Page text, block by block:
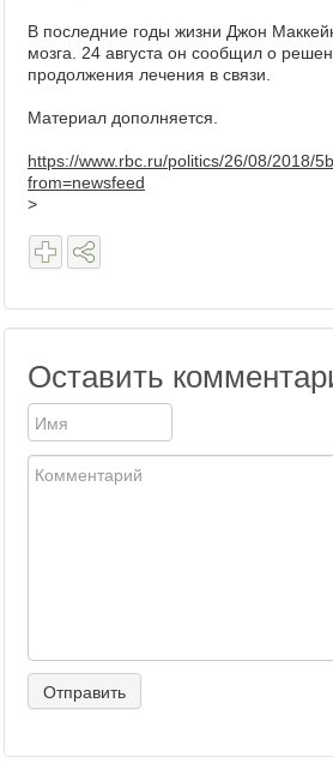
В последние годы жизни Джон
мозга. 24 августа он сообщил о
продолжения лечения в связи.
Материал дополняется.
https://www.rbc.ru/politics/26/08/2018/
from=newsfeed
>
Оставить